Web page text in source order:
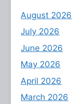
August 2026
July 2026
June 2026
May 2026
April 2026
March 2026